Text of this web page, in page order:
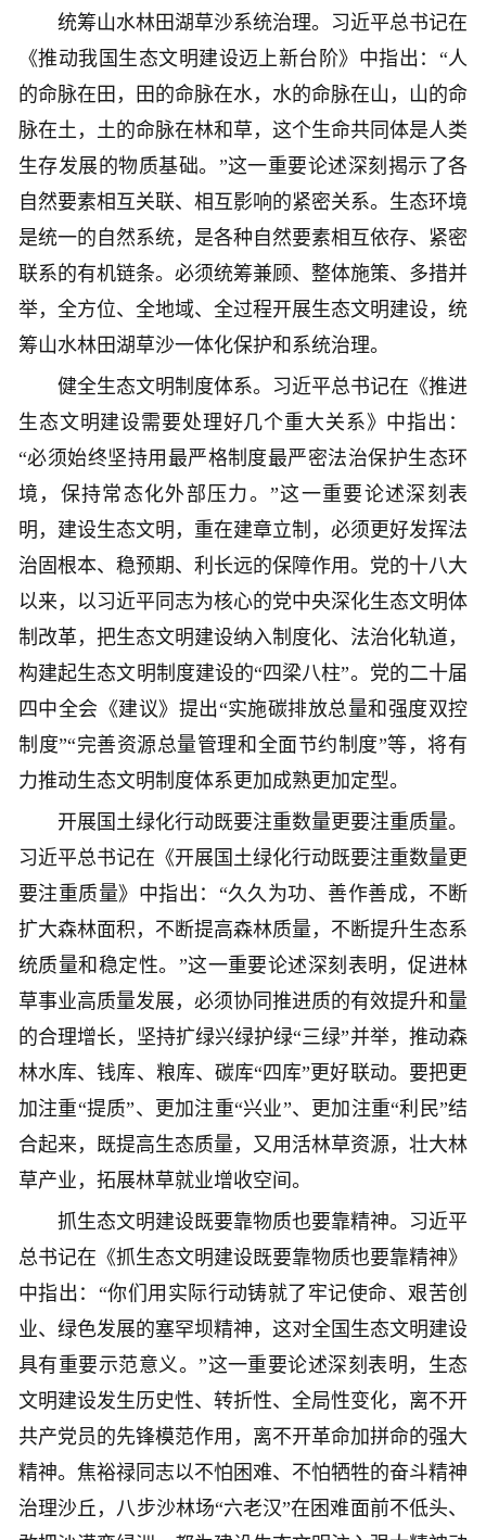
统筹山水林田湖草沙系统治理。习近平总书记在
《推动我国生态文明建设迈上新台阶》中指出：“人
的命脉在田，田的命脉在水，水的命脉在山，山的命
脉在土，土的命脉在林和草，这个生命共同体是人类
生存发展的物质基础。”这一重要论述深刻揭示了各
自然要素相互关联、相互影响的紧密关系。生态环境
是统一的自然系统，是各种自然要素相互依存、紧密
联系的有机链条。必须统筹兼顾、整体施策、多措并
举，全方位、全地域、全过程开展生态文明建设，统
筹山水林田湖草沙一体化保护和系统治理。
健全生态文明制度体系。习近平总书记在《推进
生态文明建设需要处理好几个重大关系》中指出：
“必须始终坚持用最严格制度最严密法治保护生态环
境，保持常态化外部压力。”这一重要论述深刻表
明，建设生态文明，重在建章立制，必须更好发挥法
治固根本、稳预期、利长远的保障作用。党的十八大
以来，以习近平同志为核心的党中央深化生态文明体
制改革，把生态文明建设纳入制度化、法治化轨道，
构建起生态文明制度建设的“四梁八柱”。党的二十届
四中全会《建议》提出“实施碳排放总量和强度双控
制度”“完善资源总量管理和全面节约制度”等，将有
力推动生态文明制度体系更加成熟更加定型。
开展国土绿化行动既要注重数量更要注重质量。
习近平总书记在《开展国土绿化行动既要注重数量更
要注重质量》中指出：“久久为功、善作善成，不断
扩大森林面积，不断提高森林质量，不断提升生态系
统质量和稳定性。”这一重要论述深刻表明，促进林
草事业高质量发展，必须协同推进质的有效提升和量
的合理增长，坚持扩绿兴绿护绿“三绿”并举，推动森
林水库、钱库、粮库、碳库“四库”更好联动。要把更
加注重“提质”、更加注重“兴业”、更加注重“利民”结
合起来，既提高生态质量，又用活林草资源，壮大林
草产业，拓展林草就业增收空间。
抓生态文明建设既要靠物质也要靠精神。习近平
总书记在《抓生态文明建设既要靠物质也要靠精神》
中指出：“你们用实际行动铸就了牢记使命、艰苦创
业、绿色发展的塞罕坝精神，这对全国生态文明建设
具有重要示范意义。”这一重要论述深刻表明，生态
文明建设发生历史性、转折性、全局性变化，离不开
共产党员的先锋模范作用，离不开革命加拼命的强大
精神。焦裕禄同志以不怕困难、不怕牺牲的奋斗精神
治理沙丘，八步沙林场“六老汉”在困难面前不低头、